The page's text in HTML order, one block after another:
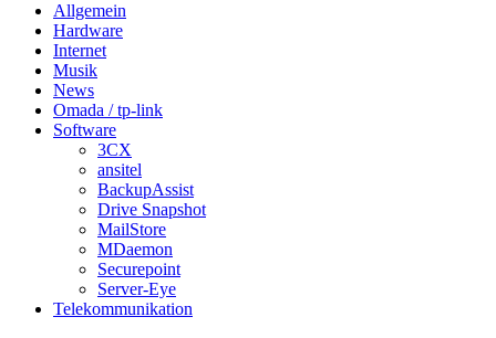
Allgemein
Hardware
Internet
Musik
News
Omada / tp-link
Software
3CX
ansitel
BackupAssist
Drive Snapshot
MailStore
MDaemon
Securepoint
Server-Eye
Telekommunikation